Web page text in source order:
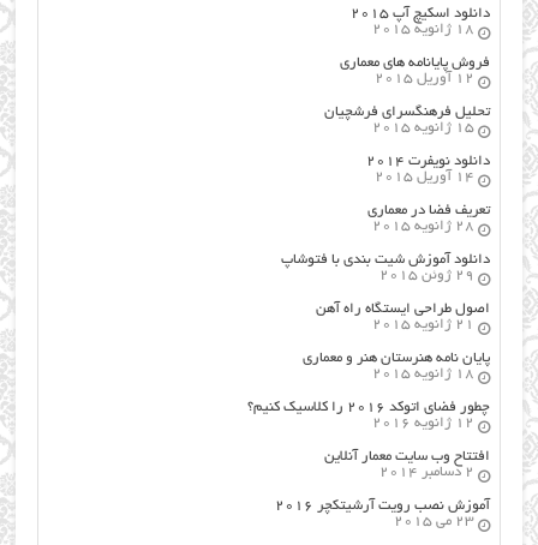
دانلود اسکیچ آپ ۲۰۱۵
18 ژانویه 2015
فروش پایانامه های معماری
12 آوریل 2015
تحلیل فرهنگسرای فرشچیان
15 ژانویه 2015
دانلود نویفرت ۲۰۱۴
14 آوریل 2015
تعریف فضا در معماری
28 ژانویه 2015
دانلود آموزش شیت بندی با فتوشاپ
29 ژوئن 2015
اصول طراحي ایستگاه راه آهن
21 ژانویه 2015
پایان نامه هنرستان هنر و معماري
18 ژانویه 2015
چطور فضای اتوکد ۲۰۱۶ را کلاسیک کنیم؟
12 ژانویه 2016
افتتاح وب سایت معمار آنلاین
2 دسامبر 2014
آموزش نصب رویت آرشیتکچر ۲۰۱۶
23 می 2015